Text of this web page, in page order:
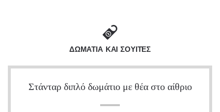
ΔΩΜΑΤΙΑ ΚΑΙ ΣΟΥΙΤΕΣ
Στάνταρ διπλό δωμάτιο με θέα στο αίθριο